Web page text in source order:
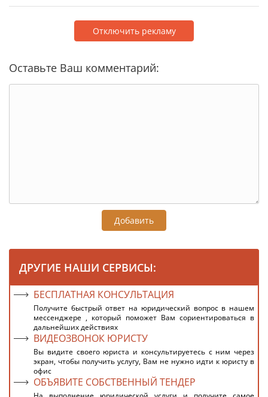
Отключить рекламу
Оставьте Ваш комментарий:
Добавить
ДРУГИЕ НАШИ СЕРВИСЫ:
БЕСПЛАТНАЯ КОНСУЛЬТАЦИЯ
Получите быстрый ответ на юридический вопрос в нашем
мессенджере , который поможет Вам сориентироваться в
дальнейших действиях
ВИДЕОЗВОНОК ЮРИСТУ
Вы видите своего юриста и консультируетесь с ним через
экран, чтобы получить услугу, Вам не нужно идти к юристу в
офис
ОБЪЯВИТЕ СОБСТВЕННЫЙ ТЕНДЕР